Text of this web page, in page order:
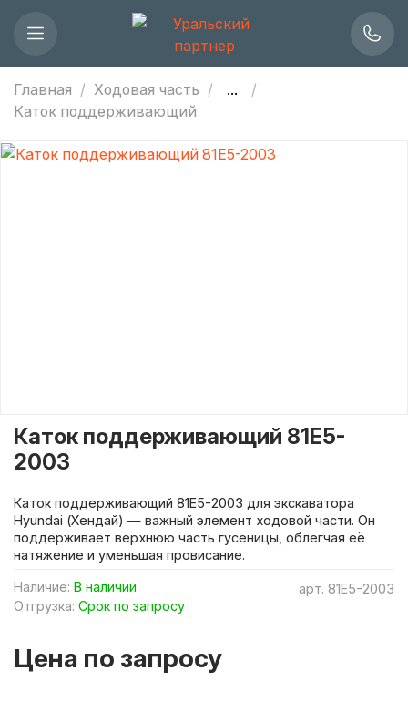
Главная Ходовая часть
...
Каток поддерживающий
арт. 81E5-2003
Наличие: В наличии
Отгрузка: Срок по запросу
Каток поддерживающий 81E5-
2003
Цена по запросу
Каток поддерживающий 81E5-2003 для экскаватора
Hyundai (Хендай) — важный элемент ходовой части. Он
поддерживает верхнюю часть гусеницы, облегчая её
натяжение и уменьшая провисание.